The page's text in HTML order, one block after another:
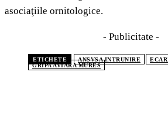
asociaţiile ornitologice.
- Publicitate -
ETICHETE ANSVSA INTRUNIRE
GRIPA AVIARA MURES